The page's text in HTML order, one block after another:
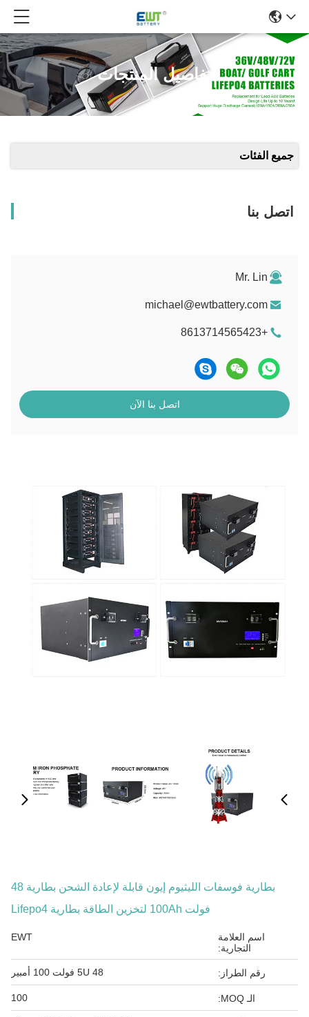
تفاصيل المنتجات
جميع الفئات
اتصل بنا
Mr. Lin
michael@ewtbattery.com
+8613714565423
اتصل بنا الآن
بطارية فوسفات الليثيوم إيون قابلة لإعادة الشحن بطارية 48
فولت 100Ah لتخزين الطاقة بطارية Lifepo4
اسم العلامة
التجارية:
EWT
رقم الطراز: 5U 48 فولت 100 أمبير
الـ MOQ: 100